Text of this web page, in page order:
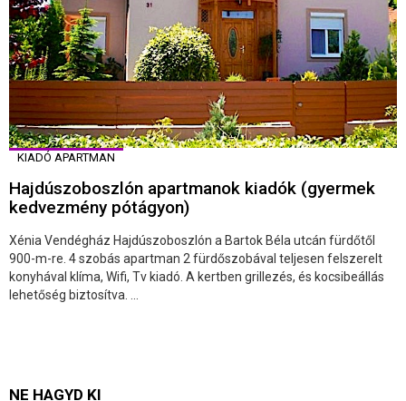
KIADÓ APARTMAN
Hajdúszoboszlón apartmanok kiadók (gyermek
kedvezmény pótágyon)
Xénia Vendégház Hajdúszoboszlón a Bartok Béla utcán fürdőtől
900-m-re. 4 szobás apartman 2 fürdőszobával teljesen felszerelt
konyhával klíma, Wifi, Tv kiadó. A kertben grillezés, és kocsibeállás
lehetőség biztosítva. ...
NE HAGYD KI